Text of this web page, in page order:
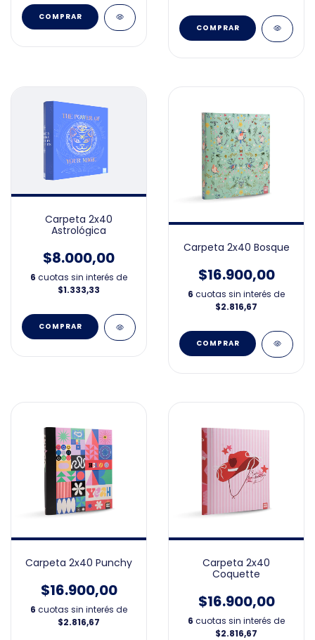
Carpeta 2x40
Astrológica
$8.000,00
6 cuotas sin interés de
$1.333,33
Carpeta 2x40 Bosque
$16.900,00
6 cuotas sin interés de
$2.816,67
Carpeta 2x40 Punchy
$16.900,00
6 cuotas sin interés de
$2.816,67
Carpeta 2x40
Coquette
$16.900,00
6 cuotas sin interés de
$2.816,67